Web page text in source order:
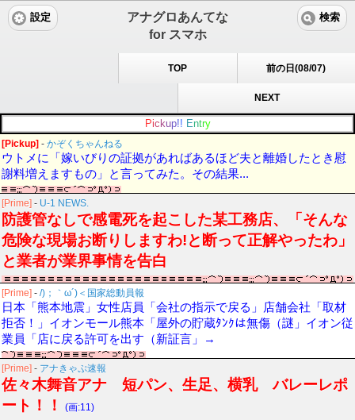
アナグロあんてな
for スマホ
設定 検索
TOP 前の日(08/07)
NEXT
Pic kup!! Entry
[Pickup] - かぞくちゃんねる
ウトメに「嫁いびりの証拠があればあるほど夫と離婚したとき慰
謝料増えますもの」と言ってみた。その結果...
[Prime] - U-1 NEWS.
防護管なしで感電死を起こした某工務店、「そんな
危険な現場お断りしますわ!と断って正解やったわ」
と業者が業界事情を告白
[Prime] - /)；｀ω´)＜国家総動員報
日本「熊本地震」女性店員「会社の指示で戻る」店舗会社「取材
拒否！」イオンモール熊本「屋外の貯蔵ﾀﾝｸは無傷（謎」イオン従
業員「店に戻る許可を出す（新証言」→
[Prime] - アナきゃぷ速報
佐々木舞音アナ 短パン、生足、横乳 バレーレポ
ート！！
(画:11)